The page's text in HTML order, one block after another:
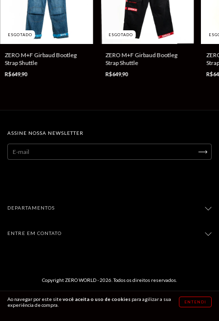
Ao navegar por este sitevocê aceita o uso de cookies para agilizar a sua
experiência de compra.
ENTENDI
ESGOTADO
ZERO M+F Girbaud Bootleg
Strap Shuttle
R$649,90
ESGOTADO
ZERO M+F Girbaud Bootleg
Strap Shuttle
R$649,90
ASSINE NOSSA NEWSLETTER
DEPARTAMENTOS
ENTRE EM CONTATO
Copyright ZERO WORLD - 2026. Todos os direitos reservados.